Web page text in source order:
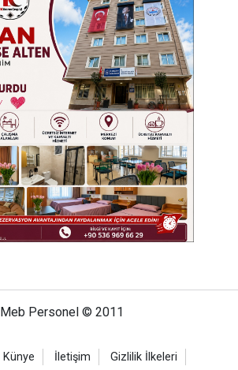
Meb Personel © 2011
Künye İletişim
Gizlilik İlkeleri